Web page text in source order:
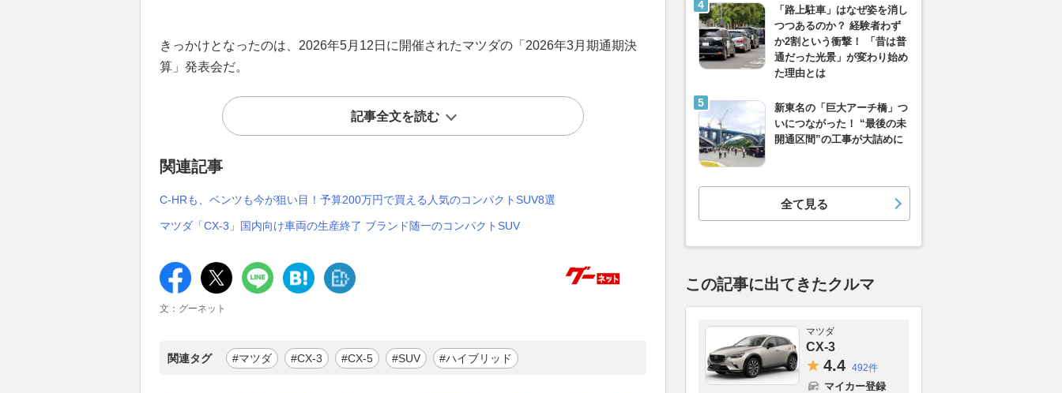
きっかけとなったのは、2026年5月12日に開催されたマツダの「2026年3月期通期決
算」発表会だ。
記事全文を読む
関連記事
C-HRも、ベンツも今が狙い目！予算200万円で買える人気のコンパクトSUV8選
マツダ「CX-3」国内向け車両の生産終了 ブランド随一のコンパクトSUV
文：グーネット
関連タグ #マツダ #CX-3 #CX-5 #SUV #ハイブリッド
「路上駐車」はなぜ姿を消し
つつあるのか？ 経験者わず
か2割という衝撃！ 「昔は普
通だった光景」が変わり始め
た理由とは
新東名の「巨大アーチ橋」つ
いにつながった！ “最後の未
開通区間”の工事が大詰めに
全て見る
この記事に出てきたクルマ
マツダ
CX-3
4.4 492件
マイカー登録